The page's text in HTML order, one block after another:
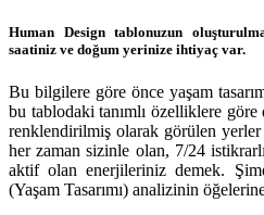
Human Design tablonuzun
saatiniz ve doğum yerinize ihtiyaç var.
Bu bilgilere göre önce yaşam
bu tablodaki tanımlı özelliklere göre
renklendirilmiş olarak görülen
her zaman sizinle olan, 7/24
aktif olan enerjileriniz demek.
(Yaşam Tasarımı) analizinin